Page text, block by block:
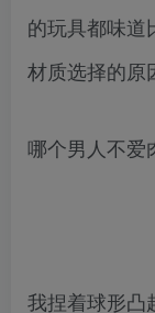
的玩具都味道
材质选择的原
哪个男人不爱
我捏着球形凸